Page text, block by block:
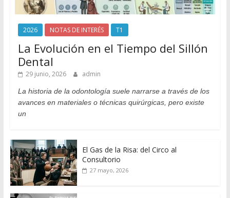
2026 NOTAS DE INTERÉS T1
La Evolución en el Tiempo del Sillón
Dental
29 junio, 2026 admin
La historia de la odontología suele narrarse a través de los
avances en materiales o técnicas quirúrgicas, pero existe
un
El Gas de la Risa: del Circo al
Consultorio
27 mayo, 2026